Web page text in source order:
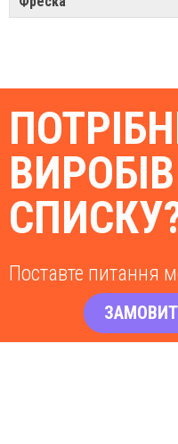
Поставте питання